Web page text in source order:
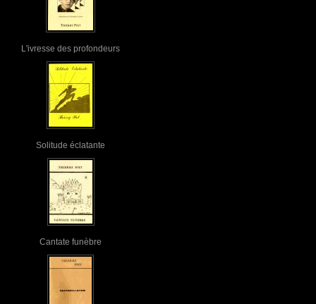
L'ivresse des profondeurs
Solitude éclatante
Cantate funèbre